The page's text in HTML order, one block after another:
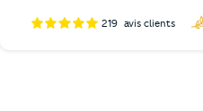
219 avis clients